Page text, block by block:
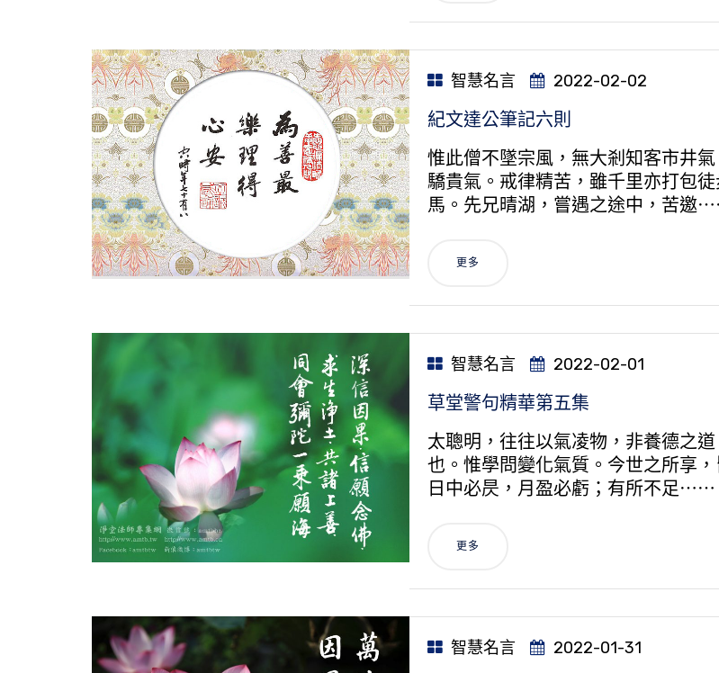
智慧名言 2022-02-02
紀文達公筆記六則
惟此僧不墜宗風，無大剎知客市井
驕貴氣。戒律精苦，雖千里亦打包
馬。先兄晴湖，嘗遇之途中，苦邀
更多
智慧名言 2022-02-01
草堂警句精華第五集
太聰明，往往以氣凌物，非養德之
也。惟學問變化氣質。今世之所享，
日中必昃，月盈必虧；有所不足⋯⋯
更多
智慧名言 2022-01-31